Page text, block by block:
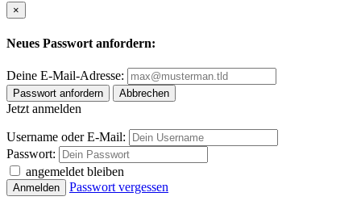
×
Neues Passwort anfordern:
Deine E-Mail-Adresse:
Passwort anfordern Abbrechen
Jetzt anmelden
Username oder E-Mail:
Passwort:
angemeldet bleiben
Anmelden Passwort vergessen